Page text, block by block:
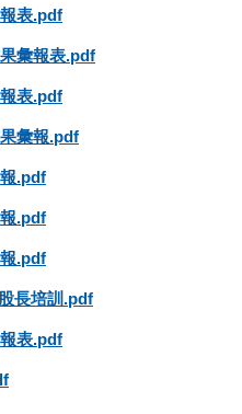
表.pdf
彙報表.pdf
表.pdf
彙報.pdf
.pdf
.pdf
.pdf
長培訓.pdf
表.pdf